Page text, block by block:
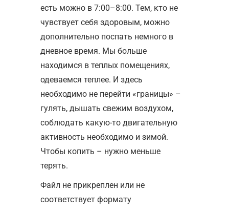
есть можно в 7:00–8:00. Тем, кто не
чувствует себя здоровым, можно
дополнительно поспать немного в
дневное время. Мы больше
находимся в теплых помещениях,
одеваемся теплее. И здесь
необходимо не перейти «границы» –
гулять, дышать свежим воздухом,
соблюдать какую-то двигательную
активность необходимо и зимой.
Чтобы копить – нужно меньше
терять.
Файл не прикреплен или не
соответствует формату